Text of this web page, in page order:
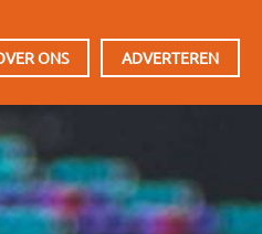
ONS ADVERTEREN